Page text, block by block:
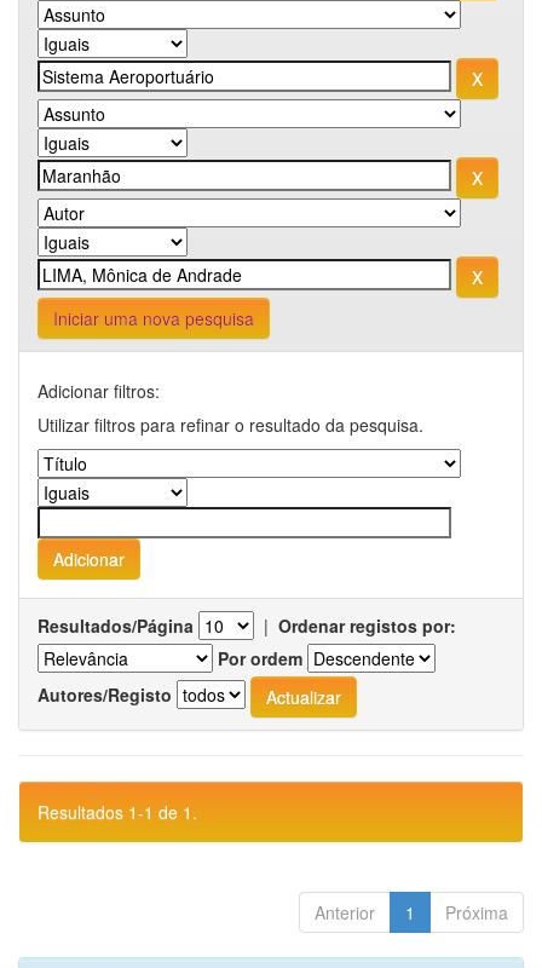
Iniciar uma nova pesquisa
Adicionar filtros:
Utilizar filtros para refinar o resultado da pesquisa.
Resultados/Página | Ordenar registos por:
Por ordem
Autores/Registo
Resultados 1-1 de 1.
Anterior 1 Próxima